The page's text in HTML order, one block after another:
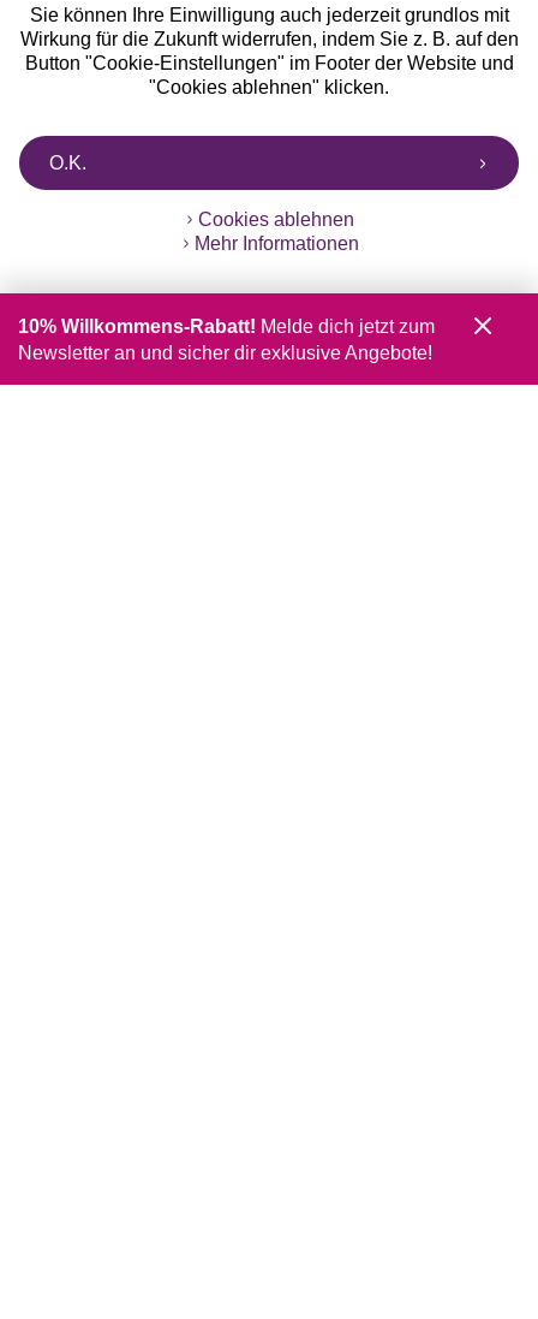
Sie können Ihre Einwilligung auch jederzeit grundlos mit
Wirkung für die Zukunft widerrufen, indem Sie z. B. auf den
Button "Cookie-Einstellungen" im Footer der Website und
"Cookies ablehnen" klicken.
O.K.
Cookies ablehnen
Mehr Informationen
10% Willkommens-Rabatt! Melde dich jetzt zum
Newsletter an und sicher dir exklusive Angebote!